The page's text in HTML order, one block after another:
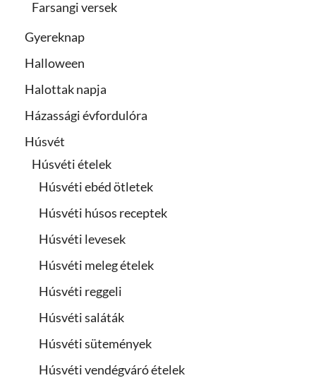
Farsangi versek
Gyereknap
Halloween
Halottak napja
Házassági évfordulóra
Húsvét
Húsvéti ételek
Húsvéti ebéd ötletek
Húsvéti húsos receptek
Húsvéti levesek
Húsvéti meleg ételek
Húsvéti reggeli
Húsvéti saláták
Húsvéti sütemények
Húsvéti vendégváró ételek